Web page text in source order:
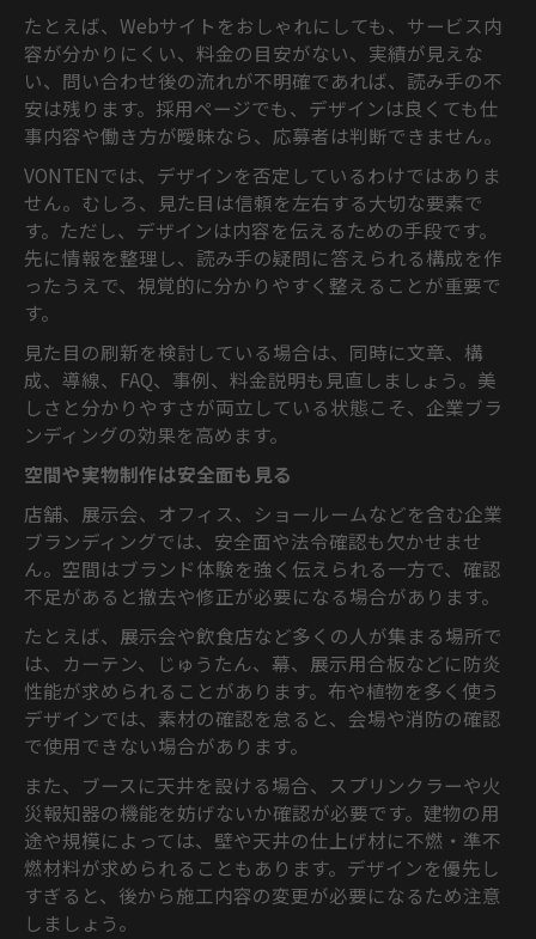
たとえば、Webサイトをおしゃれにしても、サービス内
容が分かりにくい、料金の目安がない、実績が見えな
い、問い合わせ後の流れが不明確であれば、読み手の不
安は残ります。採用ページでも、デザインは良くても仕
事内容や働き方が曖昧なら、応募者は判断できません。
VONTENでは、デザインを否定しているわけではありま
せん。むしろ、見た目は信頼を左右する大切な要素で
す。ただし、デザインは内容を伝えるための手段です。
先に情報を整理し、読み手の疑問に答えられる構成を作
ったうえで、視覚的に分かりやすく整えることが重要で
す。
見た目の刷新を検討している場合は、同時に文章、構
成、導線、FAQ、事例、料金説明も見直しましょう。美
しさと分かりやすさが両立している状態こそ、企業ブラ
ンディングの効果を高めます。
空間や実物制作は安全面も見る
店舗、展示会、オフィス、ショールームなどを含む企業
ブランディングでは、安全面や法令確認も欠かせませ
ん。空間はブランド体験を強く伝えられる一方で、確認
不足があると撤去や修正が必要になる場合があります。
たとえば、展示会や飲食店など多くの人が集まる場所で
は、カーテン、じゅうたん、幕、展示用合板などに防炎
性能が求められることがあります。布や植物を多く使う
デザインでは、素材の確認を怠ると、会場や消防の確認
で使用できない場合があります。
また、ブースに天井を設ける場合、スプリンクラーや火
災報知器の機能を妨げないか確認が必要です。建物の用
途や規模によっては、壁や天井の仕上げ材に不燃・準不
燃材料が求められることもあります。デザインを優先し
すぎると、後から施工内容の変更が必要になるため注意
しましょう。